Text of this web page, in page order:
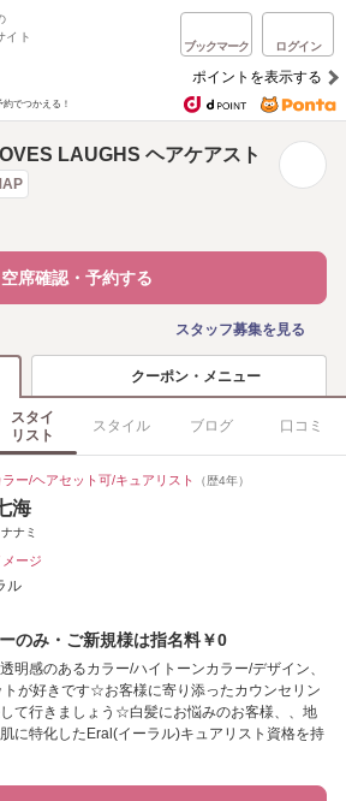
イト
ブックマーク ログイン
ポイントを表示する
でつかえる！
LAUGHS ヘアケアスト
空席確認・予約する
スタッフ募集を見る
クーポン・メニュー
スタイ
リスト
スタイル ブログ 口コミ
ー/ヘアセット可/キュアリスト （歴4年）
海
ナミ
ージ
ル
のみ・ご新規様は指名料￥0
明感のあるカラー/ハイトーンカラー/デザイン、
が好きです☆お客様に寄り添ったカウンセリン
て行きましょう☆白髪にお悩みのお客様、、地
に特化したEral(イーラル)キュアリスト資格を持